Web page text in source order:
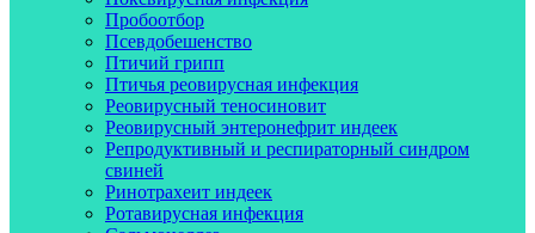
Пробоотбор
Псевдобешенство
Птичий грипп
Птичья реовирусная инфекция
Реовирусный теносиновит
Реовирусный энтеронефрит индеек
Репродуктивный и респираторный синдром
свиней
Ринотрахеит индеек
Ротавирусная инфекция